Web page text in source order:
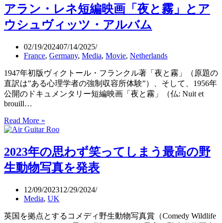
ー
ダ
ン」
死
の
意
味
笑
っ
て
ま
う
2024
年
の
デ
ィ
生
動
物
真
賞
アラン・レネ短編映画「夜と霧」とア
ウシュヴィッツ・アルバム
02/19/202407/14/2025
France, Germany, Media, Movie, Netherlands
1947年初版ヴィクトール・フランクル著「夜と霧」（原題の
直訳は”ある心理学者の強制収容所体験”）、そして、1956年
公開のドキュメンタリー短編映画「夜と霧」（仏: Nuit et
brouill…
Read More »
ラ
レ
ネ
短
映
画
「夜
2023年の思わず笑ってしまう最高の野
生動物写真を発表
12/09/202312/29/2024
Media, UK
英国を拠点とするコメディ野生動物写真賞（Comedy Wildlife